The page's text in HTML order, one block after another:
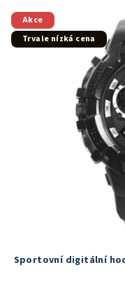
Akce
Trvale nízká cena
Sportovní digitální